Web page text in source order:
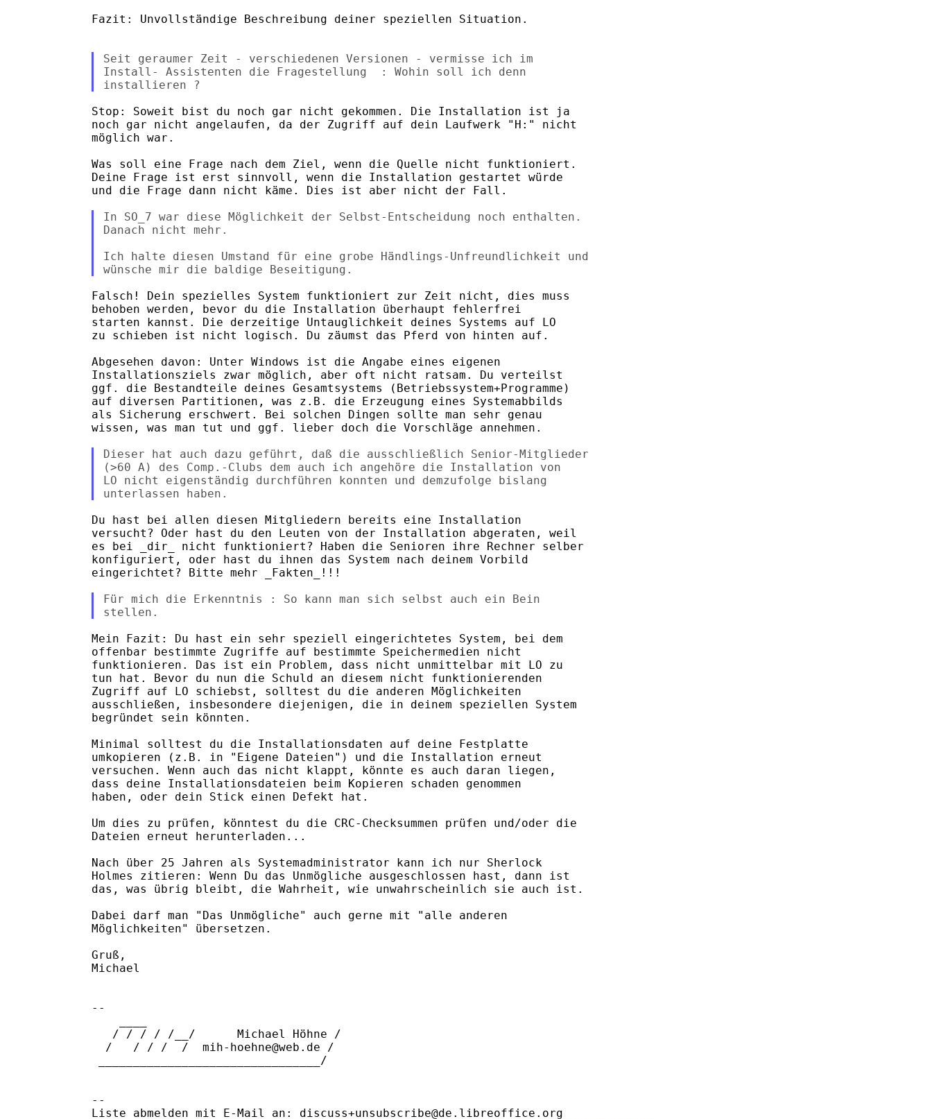
Fazit: Unvollständige Beschreibung deiner speziellen Situation.
Seit geraumer Zeit - verschiedenen Versionen - vermisse ich im
Install- Assistenten die Fragestellung  : Wohin soll ich denn
Stop: Soweit bist du noch gar nicht gekommen. Die Installation ist ja
noch gar nicht angelaufen, da der Zugriff auf dein Laufwerk "H:" nicht
möglich war.
Was soll eine Frage nach dem Ziel, wenn die Quelle nicht funktioniert.
Deine Frage ist erst sinnvoll, wenn die Installation gestartet würde
und die Frage dann nicht käme. Dies ist aber nicht der Fall.
In SO_7 war diese Möglichkeit der Selbst-Entscheidung noch enthalten.
Danach nicht mehr.
Ich halte diesen Umstand für eine grobe Händlings-Unfreundlichkeit und
Falsch! Dein spezielles System funktioniert zur Zeit nicht, dies muss
behoben werden, bevor du die Installation überhaupt fehlerfrei
starten kannst. Die derzeitige Untauglichkeit deines Systems auf LO
zu schieben ist nicht logisch. Du zäumst das Pferd von hinten auf.
Abgesehen davon: Unter Windows ist die Angabe eines eigenen
Installationsziels zwar möglich, aber oft nicht ratsam. Du verteilst
ggf. die Bestandteile deines Gesamtsystems (Betriebssystem+Programme)
auf diversen Partitionen, was z.B. die Erzeugung eines Systemabbilds
als Sicherung erschwert. Bei solchen Dingen sollte man sehr genau
wissen, was man tut und ggf. lieber doch die Vorschläge annehmen.
Dieser hat auch dazu geführt, daß die ausschließlich Senior-Mitglieder
(>60 A) des Comp.-Clubs dem auch ich angehöre die Installation von
LO nicht eigenständig durchführen konnten und demzufolge bislang
Du hast bei allen diesen Mitgliedern bereits eine Installation
versucht? Oder hast du den Leuten von der Installation abgeraten, weil
es bei _dir_ nicht funktioniert? Haben die Senioren ihre Rechner selber
konfiguriert, oder hast du ihnen das System nach deinem Vorbild
eingerichtet? Bitte mehr _Fakten_!!!
Für mich die Erkenntnis : So kann man sich selbst auch ein Bein
Mein Fazit: Du hast ein sehr speziell eingerichtetes System, bei dem
offenbar bestimmte Zugriffe auf bestimmte Speichermedien nicht
funktionieren. Das ist ein Problem, dass nicht unmittelbar mit LO zu
tun hat. Bevor du nun die Schuld an diesem nicht funktionierenden
Zugriff auf LO schiebst, solltest du die anderen Möglichkeiten
ausschließen, insbesondere diejenigen, die in deinem speziellen System
begründet sein könnten.
Minimal solltest du die Installationsdaten auf deine Festplatte
umkopieren (z.B. in "Eigene Dateien") und die Installation erneut
versuchen. Wenn auch das nicht klappt, könnte es auch daran liegen,
dass deine Installationsdateien beim Kopieren schaden genommen
haben, oder dein Stick einen Defekt hat.
Um dies zu prüfen, könntest du die CRC-Checksummen prüfen und/oder die
Dateien erneut herunterladen...
Nach über 25 Jahren als Systemadministrator kann ich nur Sherlock
Holmes zitieren: Wenn Du das Unmögliche ausgeschlossen hast, dann ist
das, was übrig bleibt, die Wahrheit, wie unwahrscheinlich sie auch ist.
Dabei darf man "Das Unmögliche" auch gerne mit "alle anderen
Möglichkeiten" übersetzen.
Gruß,
Michael
--
   / / / / /__/      Michael Höhne /
  /   / / /  /  mih-hoehne@web.de /
________________________________/
--
Liste abmelden mit E-Mail an: discuss+unsubscribe@de.libreoffice.org